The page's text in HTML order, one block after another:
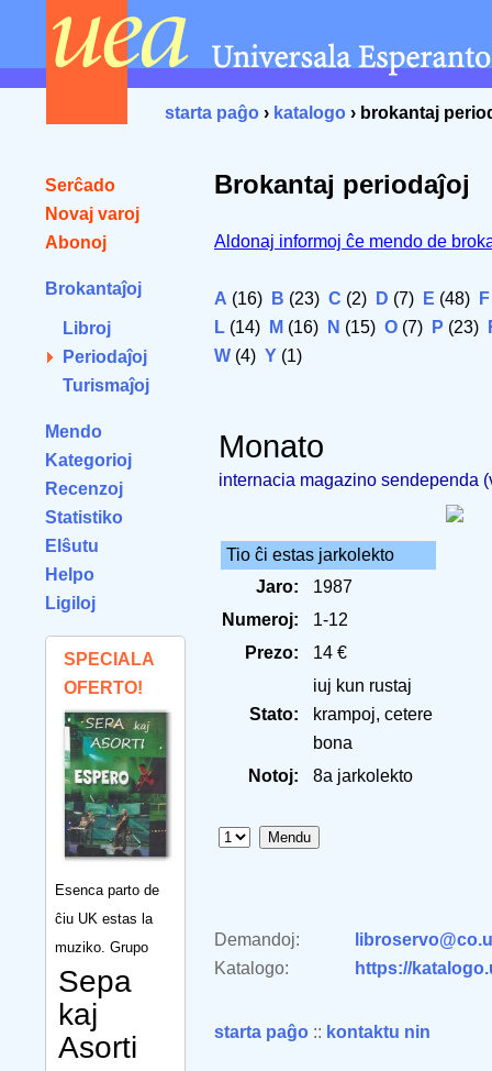
starta paĝo › katalogo › brokantaj
Serĉado
Novaj varoj
Abonoj
Brokantaĵoj
Libroj
Periodaĵoj
Turismaĵoj
Mendo
Kategorioj
Recenzoj
Statistiko
Elŝutu
Helpo
Ligiloj
SPECIALA
OFERTO!
Esenca parto de
ĉiu UK estas la
muziko. Grupo
Sepa
kaj
Asorti
Brokantaj periodaĵoj
Aldonaj informoj ĉe mendo de
A (16) B (23) C (2) D (7) E (48) F
L (14) M (16) N (15) O (7) P (23)
W (4) Y (1)
Monato
internacia magazino sendependa
Tio ĉi estas jarkolekto
Jaro:
1987
Numeroj:
1-12
Prezo:
14 €
Stato:
iuj kun rustaj
krampoj, cetere
bona
Notoj:
8a jarkolekto
Demandoj:
Katalogo:
https://
starta paĝo :: kontaktu nin